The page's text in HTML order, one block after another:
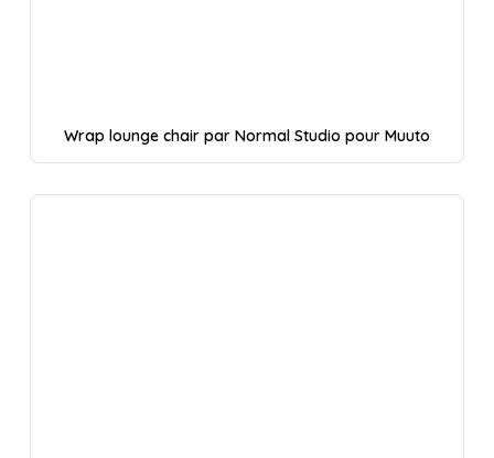
Wrap lounge chair par Normal Studio pour Muuto